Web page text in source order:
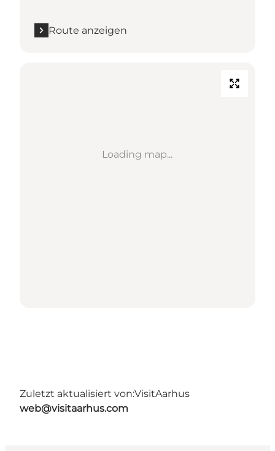
Route anzeigen
Loading map...
Zuletzt aktualisiert von:VisitAarhus
web@visitaarhus.com